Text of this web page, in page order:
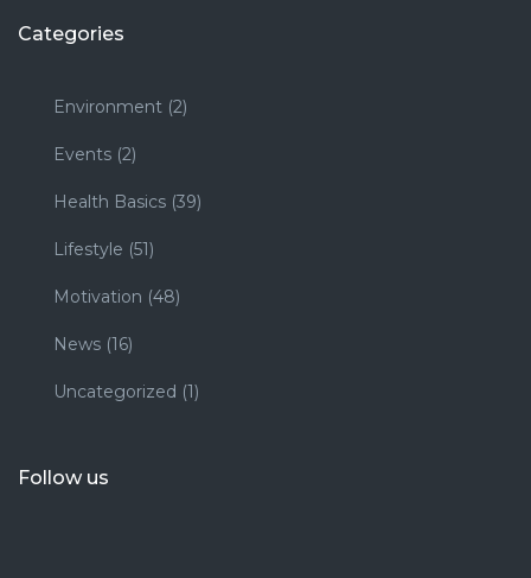
Categories
Environment (2)
Events (2)
Health Basics (39)
Lifestyle (51)
Motivation (48)
News (16)
Uncategorized (1)
Follow us